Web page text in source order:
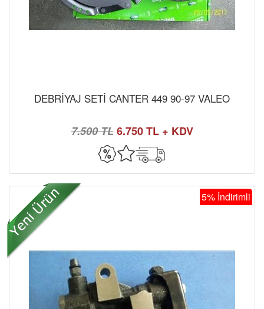
DEBRİYAJ SETİ CANTER 449 90-97 VALEO
7.500 TL6.750 TL + KDV
5% İndirimli